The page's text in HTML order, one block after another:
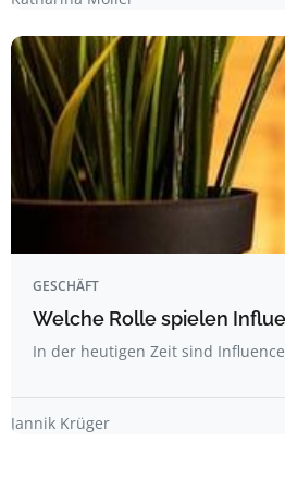
GESCHÄFT
Welche Rolle spielen
In der heutigen Zeit sind
Jannik Krüger